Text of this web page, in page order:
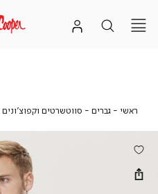
ראשי ראשיגברים גבריםסווטשרטים וקפוצ'ונים